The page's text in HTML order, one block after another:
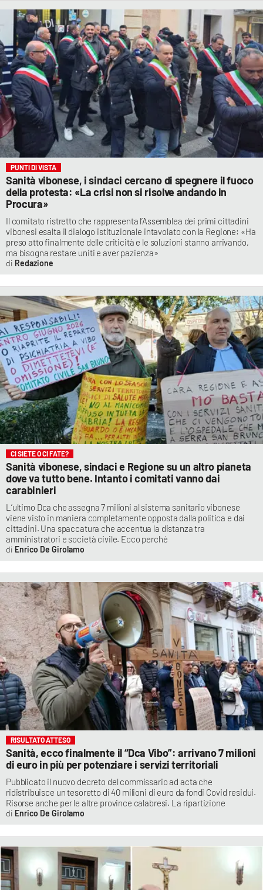
PUNTI DI VISTA
Sanità vibonese, i sindaci cercano di spegnere il fuoco
della protesta: «La crisi non si risolve andando in
Procura»
Il comitato ristretto che rappresenta l’Assemblea dei primi cittadini
vibonesi esalta il dialogo istituzionale intavolato con la Regione: «Ha
preso atto finalmente delle criticità e le soluzioni stanno arrivando,
ma bisogna restare uniti e aver pazienza»
Redazione
CI SIETE O CI FATE?
Sanità vibonese, sindaci e Regione su un altro pianeta
dove va tutto bene. Intanto i comitati vanno dai
carabinieri
L’ultimo Dca che assegna 7 milioni al sistema sanitario vibonese
viene visto in maniera completamente opposta dalla politica e dai
cittadini. Una spaccatura che accentua la distanza tra
amministratori e società civile. Ecco perché
Enrico De Girolamo
RISULTATO ATTESO
Sanità, ecco finalmente il “Dca Vibo”: arrivano 7 milioni
di euro in più per potenziare i servizi territoriali
Pubblicato il nuovo decreto del commissario ad acta che
ridistribuisce un tesoretto di 40 milioni di euro da fondi Covid residui.
Risorse anche per le altre province calabresi. La ripartizione
Enrico De Girolamo